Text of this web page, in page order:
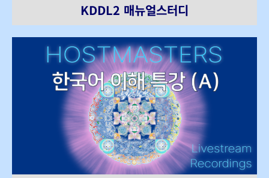
KDDL2 매뉴얼스터디